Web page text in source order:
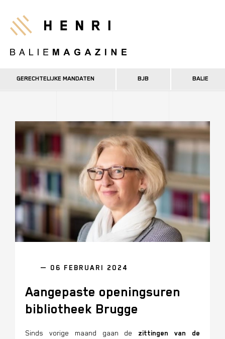
naar
inhoud
Henri
GERECHTELIJKE MANDATEN BJB BALIE
— 06 FEBRUARI 2024
Aangepaste openingsuren
bibliotheek Brugge
Sinds vorige maand gaan de zittingen van de